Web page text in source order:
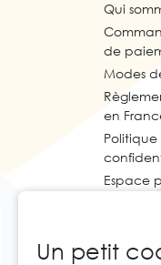
Qui
de
Modes
en
Espace
Un petit